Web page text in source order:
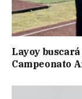
Layoy
Campeonato